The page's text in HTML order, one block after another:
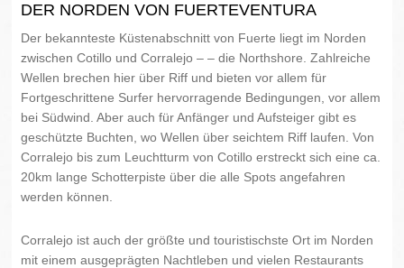
DER NORDEN VON FUERTEVENTURA
Der bekannteste Küstenabschnitt von Fuerte liegt im Norden
zwischen Cotillo und Corralejo – – die Northshore. Zahlreiche
Wellen brechen hier über Riff und bieten vor allem für
Fortgeschrittene Surfer hervorragende Bedingungen, vor allem
bei Südwind. Aber auch für Anfänger und Aufsteiger gibt es
geschützte Buchten, wo Wellen über seichtem Riff laufen. Von
Corralejo bis zum Leuchtturm von Cotillo erstreckt sich eine ca.
20km lange Schotterpiste über die alle Spots angefahren
werden können.
Corralejo ist auch der größte und touristischste Ort im Norden
mit einem ausgeprägten Nachtleben und vielen Restaurants